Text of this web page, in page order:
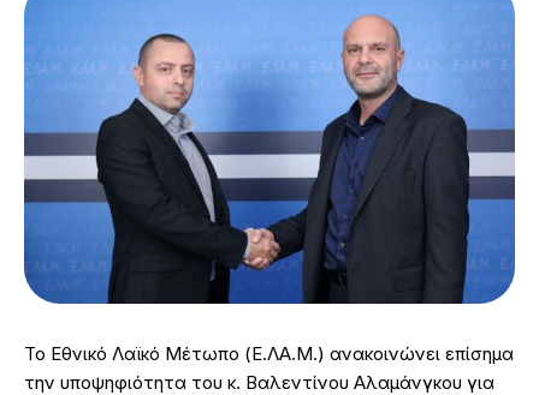
Το Εθνικό Λαϊκό Μέτωπο (Ε.ΛΑ.Μ.) ανακοινώνει επίσημα
την υποψηφιότητα του κ. Βαλεντίνου Αλαμάνγκου για